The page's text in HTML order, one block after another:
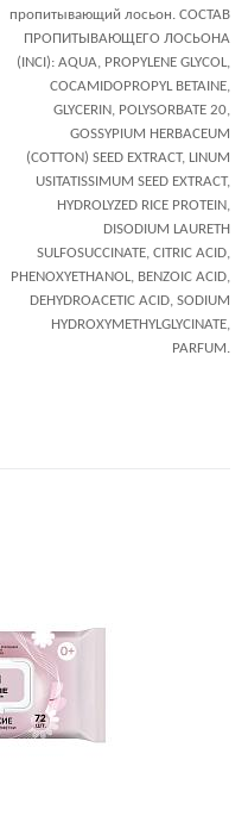
пропитывающий лосьон. СОСТАВ
ПРОПИТЫВАЮЩЕГО ЛОСЬОНА
(INCI): AQUA, PROPYLENE GLYCOL,
COCAMIDOPROPYL BETAINE,
GLYCERIN, POLYSORBATE 20,
GOSSYPIUM HERBACEUM
(COTTON) SEED EXTRACT, LINUM
USITATISSIMUM SEED EXTRACT,
HYDROLYZED RICE PROTEIN,
DISODIUM LAURETH
SULFOSUCCINATE, CITRIC ACID,
PHENOXYETHANOL, BENZOIC ACID,
DEHYDROACETIC ACID, SODIUM
HYDROXYMETHYLGLYCINATE,
PARFUM.